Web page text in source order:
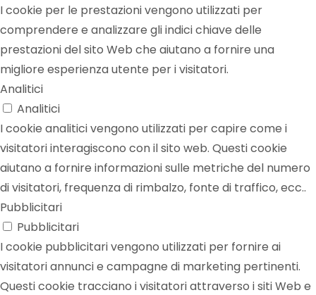
I cookie per le prestazioni vengono utilizzati per
comprendere e analizzare gli indici chiave delle
prestazioni del sito Web che aiutano a fornire una
migliore esperienza utente per i visitatori.
Analitici
Analitici
I cookie analitici vengono utilizzati per capire come i
visitatori interagiscono con il sito web. Questi cookie
aiutano a fornire informazioni sulle metriche del numero
di visitatori, frequenza di rimbalzo, fonte di traffico, ecc..
Pubblicitari
Pubblicitari
I cookie pubblicitari vengono utilizzati per fornire ai
visitatori annunci e campagne di marketing pertinenti.
Questi cookie tracciano i visitatori attraverso i siti Web e